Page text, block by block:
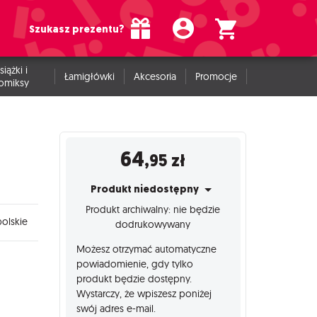
Szukasz prezentu?
i
Łamigłówki Akcesoria Promocje
64,95 zł
Produkt niedostępny
Produkt archiwalny: nie będzie
dodrukowywany
Możesz otrzymać automatyczne
powiadomienie, gdy tylko
produkt będzie dostępny.
Wystarczy, że wpiszesz poniżej
swój adres e-mail.